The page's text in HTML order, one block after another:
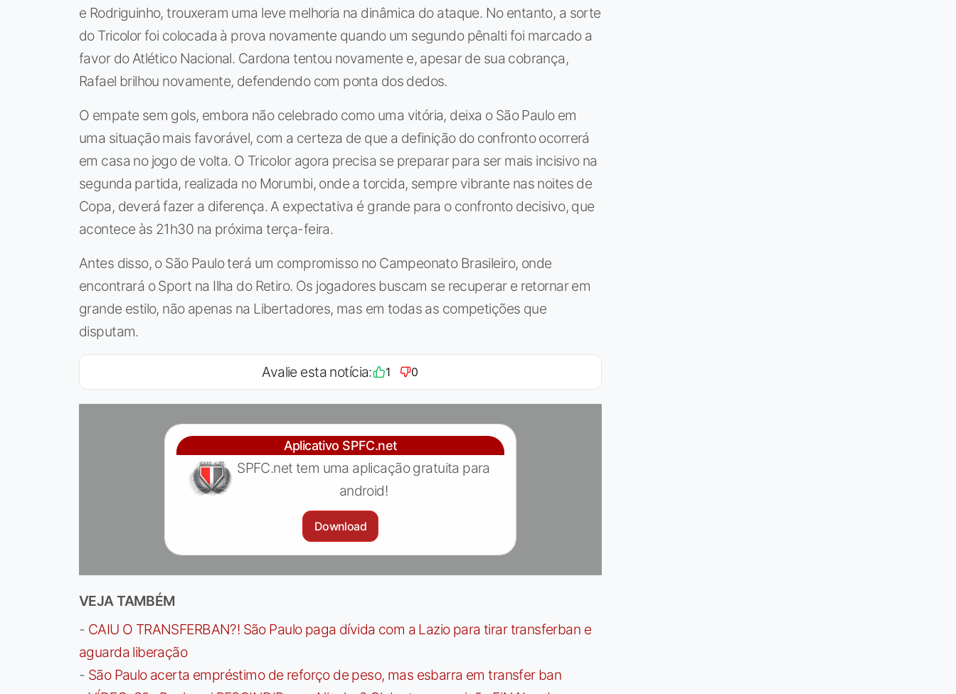
e Rodriguinho, trouxeram uma leve melhoria na dinâmica do ataque. No entanto, a sorte
do Tricolor foi colocada à prova novamente quando um segundo pênalti foi marcado a
favor do Atlético Nacional. Cardona tentou novamente e, apesar de sua cobrança,
Rafael brilhou novamente, defendendo com ponta dos dedos.
O empate sem gols, embora não celebrado como uma vitória, deixa o São Paulo em
uma situação mais favorável, com a certeza de que a definição do confronto ocorrerá
em casa no jogo de volta. O Tricolor agora precisa se preparar para ser mais incisivo na
segunda partida, realizada no Morumbi, onde a torcida, sempre vibrante nas noites de
Copa, deverá fazer a diferença. A expectativa é grande para o confronto decisivo, que
acontece às 21h30 na próxima terça-feira.
Antes disso, o São Paulo terá um compromisso no Campeonato Brasileiro, onde
encontrará o Sport na Ilha do Retiro. Os jogadores buscam se recuperar e retornar em
grande estilo, não apenas na Libertadores, mas em todas as competições que
disputam.
Avalie esta notícia: 1 0
Aplicativo SPFC.net
SPFC.net tem uma aplicação gratuita para
android!
Download
VEJA TAMBÉM
- CAIU O TRANSFERBAN?! São Paulo paga dívida com a Lazio para tirar transferban e
aguarda liberação
- São Paulo acerta empréstimo de reforço de peso, mas esbarra em transfer ban